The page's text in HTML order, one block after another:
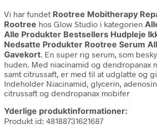
Vi har fundet Rootree Mobitherapy
Rootree hos Glow Studio i kategorien
Alle Produkter Bestsellers Hudpleje
Nedsatte Produkter Rootree Serum
Gavekort. En super rig serum, som
huden. Med niacinamid og dendropanax
samt citrussaft, er med til at udglatte og
Indeholder Niacinamid, glycerin,
citrussaft og dendropanax mobifer
Yderlige produktinformationer:
Produkt id: 48188731621687